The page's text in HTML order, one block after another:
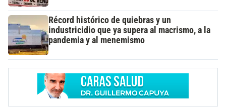
Récord histórico de quiebras y un
industricidio que ya supera al macrismo, a la
pandemia y al menemismo